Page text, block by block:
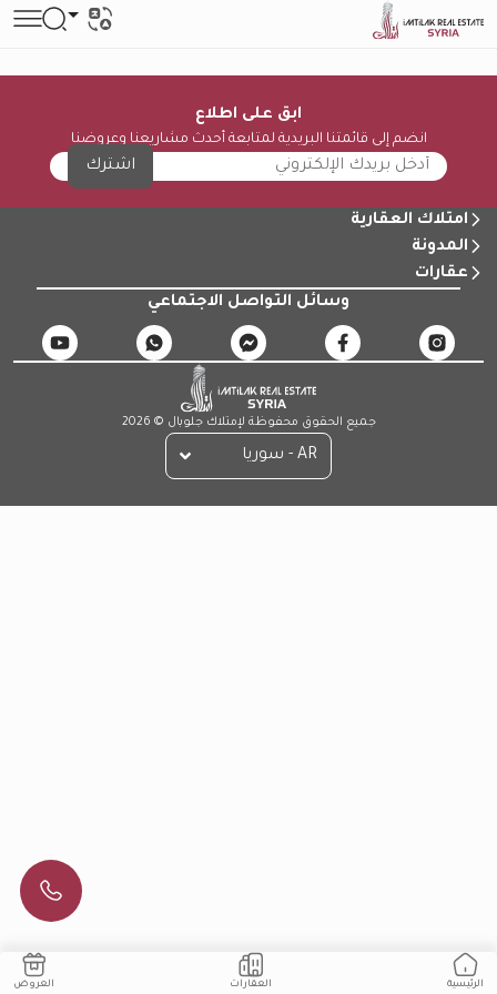
الرئيسية العقارات العروض
ابق على اطلاع
انضم إلى قائمتنا البريدية لمتابعة أحدث مشاريعنا وعروضنا
اشترك
امتلاك العقارية
المدونة
عقارات
وسائل التواصل الاجتماعي
جميع الحقوق محفوظة لإمتلاك جلوبال © 2026
AR - سوريا